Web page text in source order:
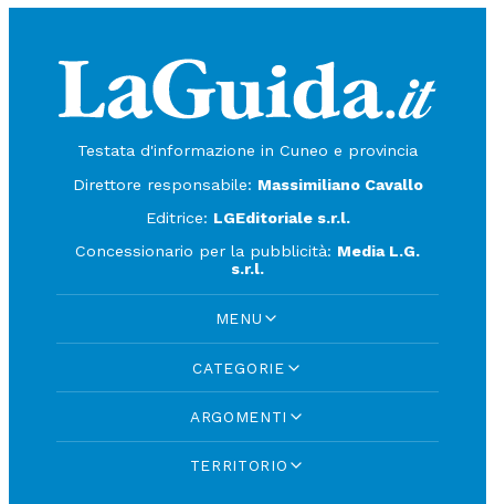
Testata d'informazione in Cuneo e provincia
Direttore responsabile: Massimiliano Cavallo
Editrice: LGEditoriale s.r.l.
Concessionario per la pubblicità: Media L.G.
s.r.l.
MENU
CATEGORIE
ARGOMENTI
TERRITORIO